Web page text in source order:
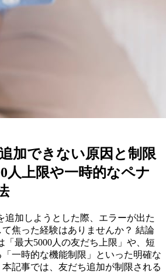
加できない原因と制限
人上限や一時的なペナ
追加しようとした際、エラーが出た
焦った経験はありませんか？ 結論
最大5000人の友だち上限」や、短
一時的な機能制限」といった明確な
記事では、友だち追加が制限される